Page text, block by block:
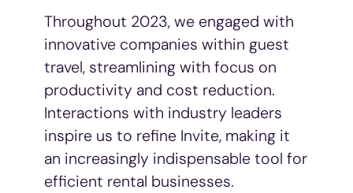
Throughout 2023, we engaged with
innovative companies within guest
travel, streamlining with focus on
productivity and cost reduction.
Interactions with industry leaders
inspire us to refine Invite, making it
an increasingly indispensable tool for
efficient rental businesses.